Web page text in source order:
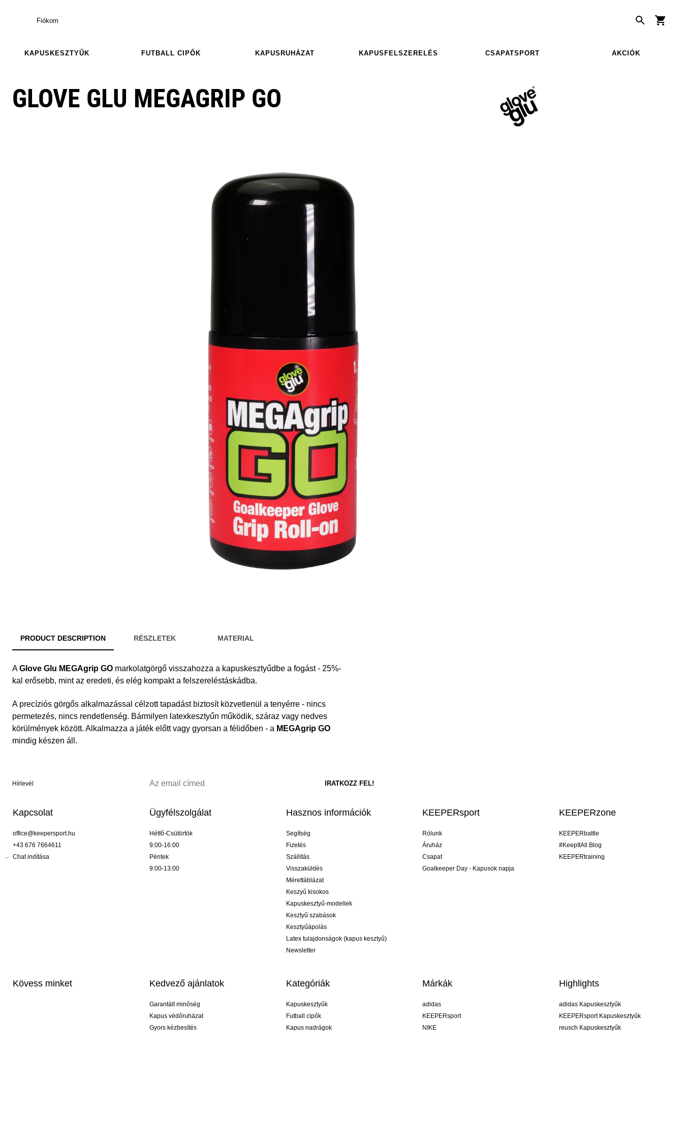
Fiókom
KAPUSKESZTYŰK FUTBALL CIPŐK KAPUSRUHÁZAT KAPUSFELSZERELÉS CSAPATSPORT AKCIÓK
GLOVE GLU MEGAGRIP GO
PRODUCT DESCRIPTION RÉSZLETEK MATERIAL
AGlove Glu MEGAgrip GO markolatgörgő visszahozza a kapuskesztyűdbe a fogást - 25%-
kal erősebb, mint az eredeti, és elég kompakt a felszereléstáskádba.
A precíziós görgős alkalmazással célzott tapadást biztosít közvetlenül a tenyérre - nincs
permetezés, nincs rendetlenség. Bármilyen latexkesztyűn működik, száraz vagy nedves
körülmények között. Alkalmazza a játék előtt vagy gyorsan a félidőben - a MEGAgrip GO
mindig készen áll.
Hírlevél
Kapcsolat
office@keepersport.hu
+43 676 7664611
Chat indítása
Ügyfélszolgálat
Hétfő-Csütörtök
9:00-16:00
Péntek
9:00-13:00
Hasznos információk
Segítség
Fizetés
Szállítás
Visszaküldés
Mérettáblázat
Keszyű kisokos
Kapuskesztyű-modellek
Kesztyű szabások
Kesztyűápolás
Latex tulajdonságok (kapus kesztyű)
Newsletter
KEEPERsport
Rólunk
Áruház
Csapat
Goalkeeper Day - Kapusok napja
KEEPERzone
KEEPERbattle
#KeepItAll Blog
KEEPERtraining
Kövess minket Kedvező ajánlatok
Garantált minőség
Kapus védőruházat
Gyors kézbesítés
Kategóriák
Kapuskesztyűk
Futball cipők
Kapus nadrágok
Márkák
adidas
KEEPERsport
NIKE
Highlights
adidas Kapuskesztyűk
KEEPERsport Kapuskesztyűk
reusch Kapuskesztyűk